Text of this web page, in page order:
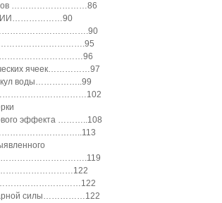
………………………86
ячеек……………97
воды……………..99
……………………………102
эффекта ………..108
силы……………122